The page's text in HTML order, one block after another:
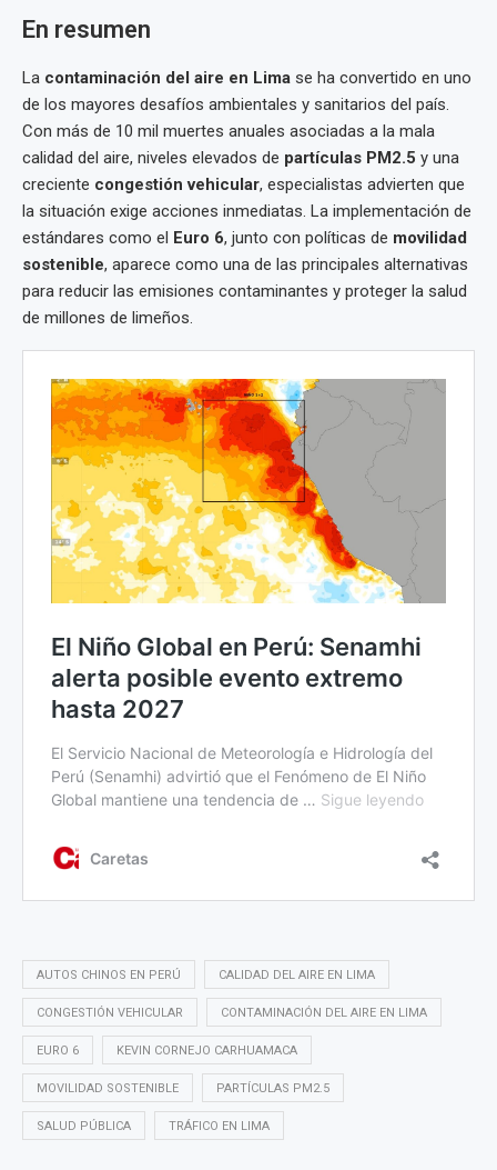
En resumen
La contaminación del aire en Lima se ha convertido en uno
de los mayores desafíos ambientales y sanitarios del país.
Con más de 10 mil muertes anuales asociadas a la mala
calidad del aire, niveles elevados de partículas PM2.5 y una
creciente congestión vehicular, especialistas advierten que
la situación exige acciones inmediatas. La implementación de
estándares como el
Euro 6, junto con políticas de movilidad
sostenible, aparece como una de las principales alternativas
para reducir las emisiones contaminantes y proteger la salud
de millones de limeños.
AUTOS CHINOS EN PERÚ CALIDAD DEL AIRE EN LIMA
CONGESTIÓN VEHICULAR CONTAMINACIÓN DEL AIRE EN LIMA
EURO 6 KEVIN CORNEJO CARHUAMACA
MOVILIDAD SOSTENIBLE PARTÍCULAS PM2.5
SALUD PÚBLICA TRÁFICO EN LIMA